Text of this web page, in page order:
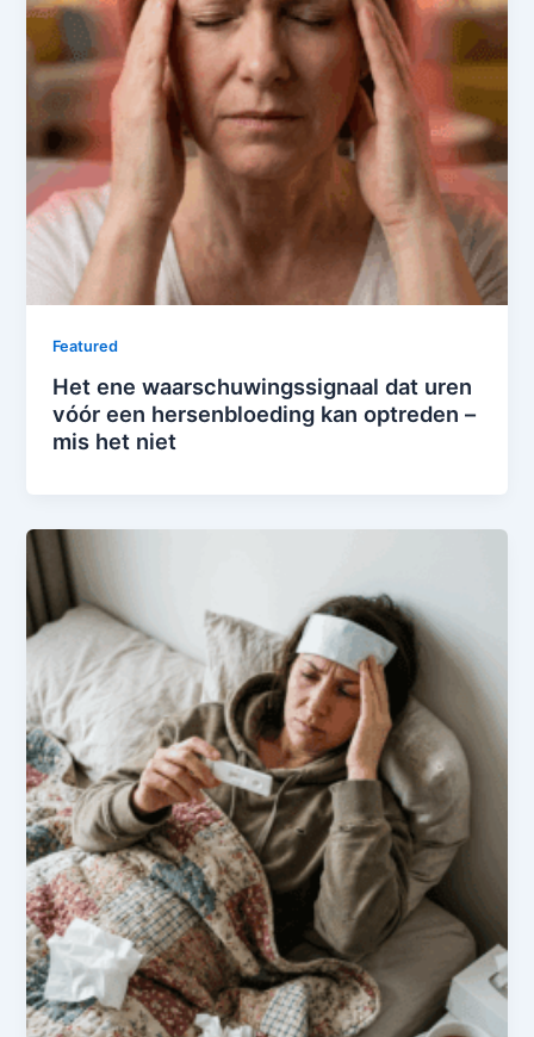
Featured
Het ene waarschuwingssignaal dat uren
vóór een hersenbloeding kan optreden –
mis het niet